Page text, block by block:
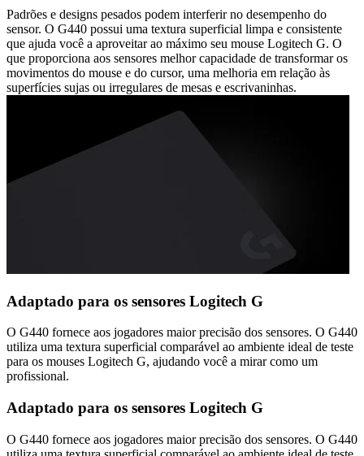
Padrões e designs pesados podem interferir no desempenho do
sensor. O G440 possui uma textura superficial limpa e consistente
que ajuda você a aproveitar ao máximo seu mouse Logitech G. O
que proporciona aos sensores melhor capacidade de transformar os
movimentos do mouse e do cursor, uma melhoria em relação às
superfícies sujas ou irregulares de mesas e escrivaninhas.
Adaptado para os sensores Logitech G
O G440 fornece aos jogadores maior precisão dos sensores. O G440
utiliza uma textura superficial comparável ao ambiente ideal de teste
para os mouses Logitech G, ajudando você a mirar como um
profissional.
Adaptado para os sensores Logitech G
O G440 fornece aos jogadores maior precisão dos sensores. O G440